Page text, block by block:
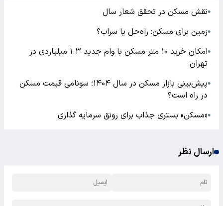
●نقش مسکن در تحقق شعار سال
●زمین برای مسکن: راه‌حل یا سراب؟
●
امکان خرید ۱۰ متر مسکن با وام جدید ۱.۳ میلیاردی در
تهران
●
پیش‌بینی بازار مسکن در سال ۱۴۰۴؛ سونامی قیمت مسکن
در راه است؟
●«مسکن» بستری جذاب برای رونق سرمایه گذاری
ارسال نظر